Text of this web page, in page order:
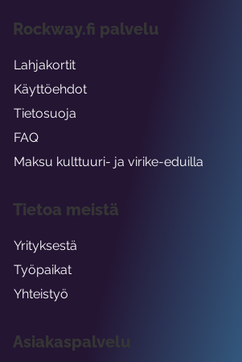
Asiakaspalvelu
Rockway.fi palvelu
Lahjakortit
Käyttöehdot
Tietosuoja
FAQ
Maksu kulttuuri- ja virike-eduilla
Tietoa meistä
Yrityksestä
Työpaikat
Yhteistyö